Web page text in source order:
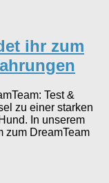
ihr zum
Test &
zu einer starken
In unserem
zum DreamTeam